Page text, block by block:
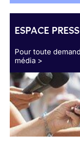
ESPACE
Pour toute
média >